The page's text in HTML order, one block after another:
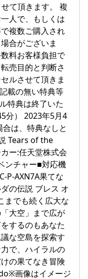
て頂きます。 複
人で、もしくは
複数ご購入され
合がございま
料お客様負担で
売目的と判断さ
ルさせて頂きま
載の無い特典等
特典は終了いた
分） 2023年5月4
は、特典なしと
Tears of the
ー:任天堂株式会
ンチャー■対応機
P-AXN7A果てな
の伝説 ブレス オ
までも続く広大な
大空」まで広が
するのもあなた
な空島を探索す
で、ハイラルの
の果てなき冒険
画像はイメージ